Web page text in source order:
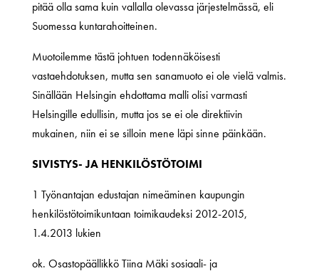
pitää olla sama kuin vallalla olevassa järjestelmässä, eli
Suomessa kuntarahoitteinen.
Muotoilemme tästä johtuen todennäköisesti
vastaehdotuksen, mutta sen sanamuoto ei ole vielä valmis.
Sinällään Helsingin ehdottama malli olisi varmasti
Helsingille edullisin, mutta jos se ei ole direktiivin
mukainen, niin ei se silloin mene läpi sinne päinkään.
SIVISTYS- JA HENKILÖSTÖTOIMI
1 Työnantajan edustajan nimeäminen kaupungin
henkilöstötoimikuntaan toimikaudeksi 2012-2015,
1.4.2013 lukien
ok. Osastopäällikkö Tiina Mäki sosiaali- ja